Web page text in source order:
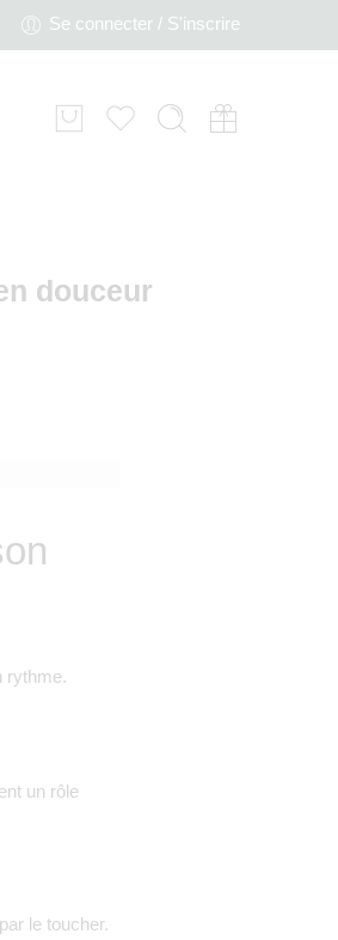
Se connecter / S'inscrire
douceur
rythme.
un rôle
le toucher.